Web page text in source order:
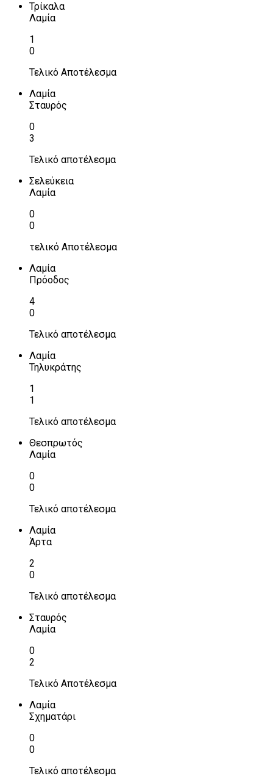
Τρίκαλα
Λαμία
1
0
Τελικό Αποτέλεσμα
Λαμία
Σταυρός
0
3
Τελικό αποτέλεσμα
Σελεύκεια
Λαμία
0
0
τελικό Αποτέλεσμα
Λαμία
Πρόοδος
4
0
Τελικό αποτέλεσμα
Λαμία
Τηλυκράτης
1
1
Τελικό αποτέλεσμα
Θεσπρωτός
Λαμία
0
0
Τελικό αποτέλεσμα
Λαμία
Άρτα
2
0
Τελικό αποτέλεσμα
Σταυρός
Λαμία
0
2
Τελικό Αποτέλεσμα
Λαμία
Σχηματάρι
0
0
Τελικό αποτέλεσμα